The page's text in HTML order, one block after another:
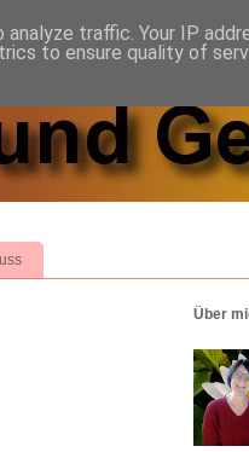
Über
traffic. Your IP
to ensure quality of